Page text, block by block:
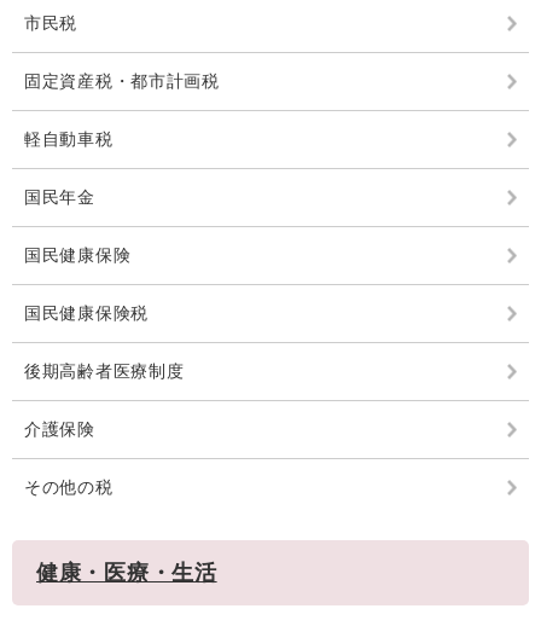
市民税
固定資産税・都市計画税
軽自動車税
国民年金
国民健康保険
国民健康保険税
後期高齢者医療制度
介護保険
その他の税
健康・医療・生活